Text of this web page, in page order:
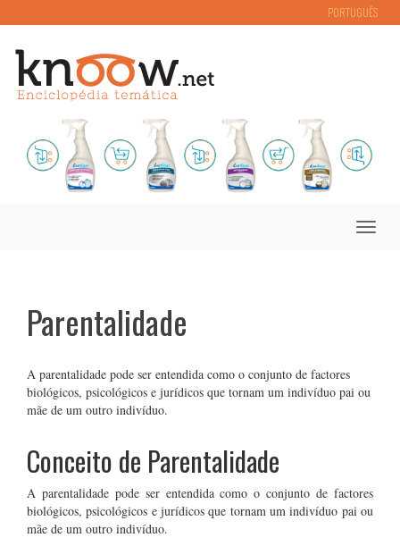
PORTUGUÊS
Toggle
Parentalidade
A parentalidade pode ser entendida como o conjunto de factores
biológicos, psicológicos e jurídicos que tornam um indivíduo pai ou
mãe de um outro indivíduo.
Conceito de Parentalidade
A parentalidade pode ser entendida como o conjunto de factores
biológicos, psicológicos e jurídicos que tornam um indivíduo pai ou
mãe de um outro indivíduo.